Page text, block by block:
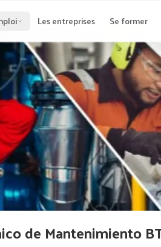
Les entreprises Se former
de Mantenimiento